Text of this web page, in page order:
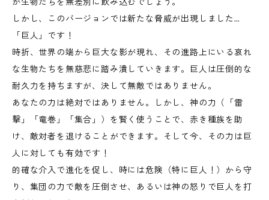
しかし、このバージョンでは新たな脅威が出現しました…
「巨人」です！
時折、世界の端から巨大な影が現れ、その進路上にいる哀れ
な生物たちを無慈悲に踏み潰していきます。巨人は圧倒的な
耐久力を持ちますが、決して無敵ではありません。
あなたの力は絶対ではありません。しかし、神の力（「雷
撃」「竜巻」「集合」）を賢く使うことで、赤き種族を助
け、敵対者を退けることができます。そして今、その力は巨
人に対しても有効です！
的確な介入で進化を促し、時には危険（特に巨人！）から守
り、集団の力で敵を圧倒させ、あるいは神の怒りで巨人を打